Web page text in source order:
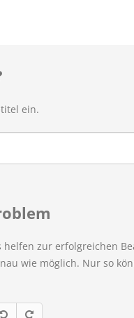
ein.
zur erfolgreichen
wie möglich. Nur so